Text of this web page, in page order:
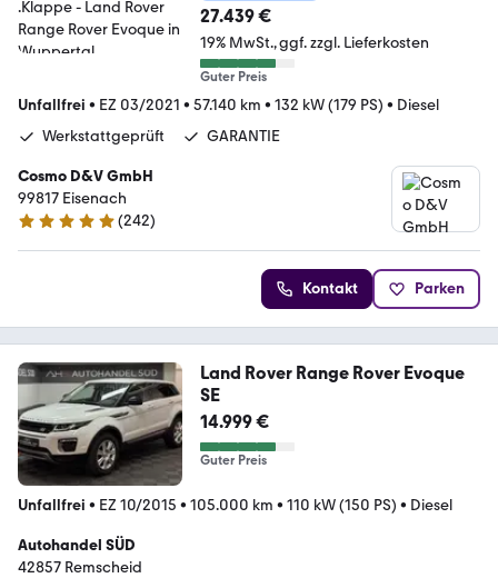
27.439 €
19% MwSt. ggf. zzgl. Lieferkosten
Guter Preis
Unfallfrei • EZ 03/2021 • 57.140 km • 132 kW (179 PS) • Diesel
Werkstattgeprüft
GARANTIE
Cosmo D&V GmbH
99817 Eisenach
4.9 Sterne
(242)
Kontakt Parken
Land Rover Range Rover Evoque
SE
14.999 €
Guter Preis
Unfallfrei • EZ 10/2015 • 105.000 km • 110 kW (150 PS) • Diesel
Autohandel SÜD
42857 Remscheid